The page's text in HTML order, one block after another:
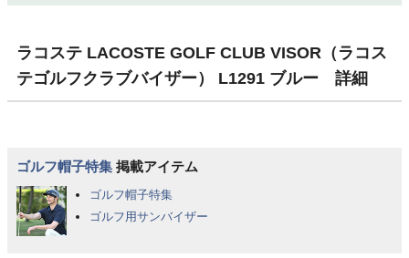
ラコステ LACOSTE GOLF CLUB VISOR（ラコス
テゴルフクラブバイザー） L1291 ブルー 詳細
ゴルフ帽子特集 掲載アイテム
ゴルフ帽子特集
ゴルフ用サンバイザー